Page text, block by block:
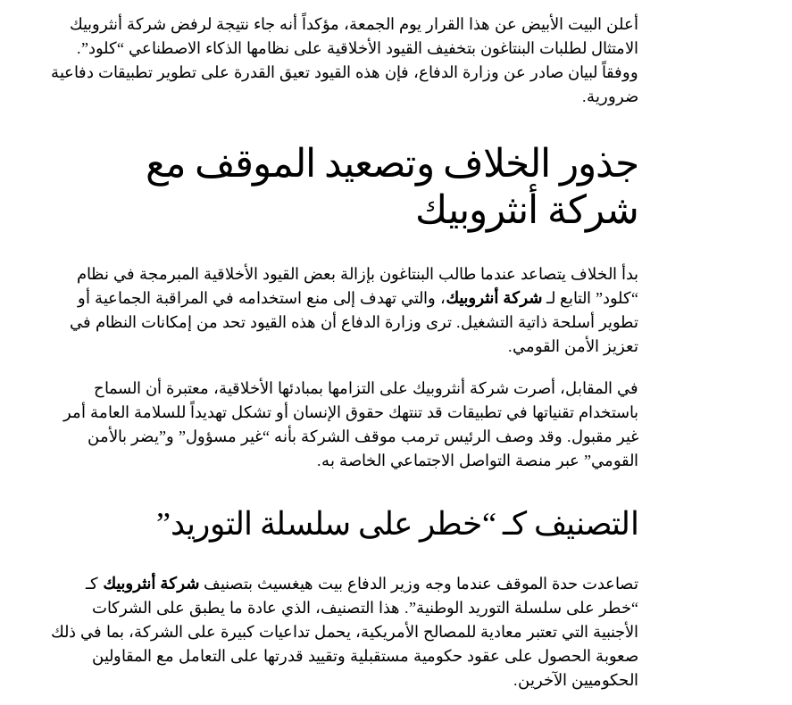
أعلن البيت الأبيض عن هذا القرار يوم الجمعة، مؤكداً أنه جاء نتيجة لرفض شركة أنثروبيك
الامتثال لطلبات البنتاغون بتخفيف القيود الأخلاقية على نظامها الذكاء الاصطناعي “كلود”.
ووفقاً لبيان صادر عن وزارة الدفاع، فإن هذه القيود تعيق القدرة على تطوير تطبيقات دفاعية
ضرورية.
جذور الخلاف وتصعيد الموقف مع
شركة أنثروبيك
بدأ الخلاف يتصاعد عندما طالب البنتاغون بإزالة بعض القيود الأخلاقية المبرمجة في نظام
“كلود” التابع لـ شركة أنثروبيك، والتي تهدف إلى منع استخدامه في المراقبة الجماعية أو
تطوير أسلحة ذاتية التشغيل. ترى وزارة الدفاع أن هذه القيود تحد من إمكانات النظام في
تعزيز الأمن القومي.
في المقابل، أصرت شركة أنثروبيك على التزامها بمبادئها الأخلاقية، معتبرة أن السماح
باستخدام تقنياتها في تطبيقات قد تنتهك حقوق الإنسان أو تشكل تهديداً للسلامة العامة أمر
غير مقبول. وقد وصف الرئيس ترمب موقف الشركة بأنه “غير مسؤول” و”يضر بالأمن
القومي” عبر منصة التواصل الاجتماعي الخاصة به.
التصنيف كـ “خطر على سلسلة التوريد”
تصاعدت حدة الموقف عندما وجه وزير الدفاع بيت هيغسيث بتصنيف شركة أنثروبيك كـ
“خطر على سلسلة التوريد الوطنية”. هذا التصنيف، الذي عادة ما يطبق على الشركات
الأجنبية التي تعتبر معادية للمصالح الأمريكية، يحمل تداعيات كبيرة على الشركة، بما في ذلك
صعوبة الحصول على عقود حكومية مستقبلية وتقييد قدرتها على التعامل مع المقاولين
الحكوميين الآخرين.